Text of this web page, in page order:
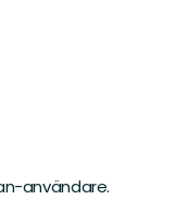
användare.